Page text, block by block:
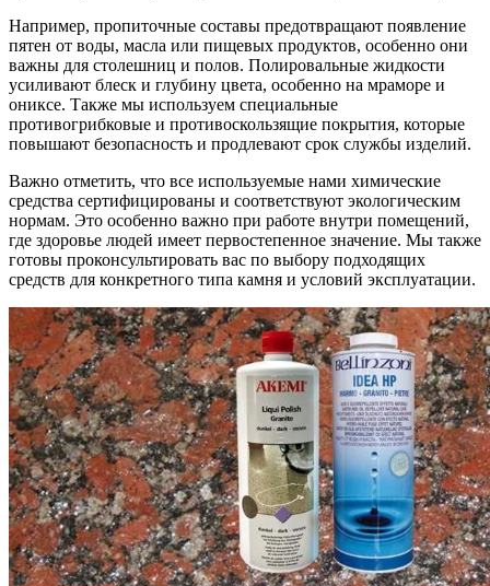
Например, пропиточные составы предотвращают появление
пятен от воды, масла или пищевых продуктов, особенно они
важны для столешниц и полов. Полировальные жидкости
усиливают блеск и глубину цвета, особенно на мраморе и
ониксе. Также мы используем специальные
противогрибковые и противоскользящие покрытия, которые
повышают безопасность и продлевают срок службы изделий.
Важно отметить, что все используемые нами химические
средства сертифицированы и соответствуют экологическим
нормам. Это особенно важно при работе внутри помещений,
где здоровье людей имеет первостепенное значение. Мы также
готовы проконсультировать вас по выбору подходящих
средств для конкретного типа камня и условий эксплуатации.